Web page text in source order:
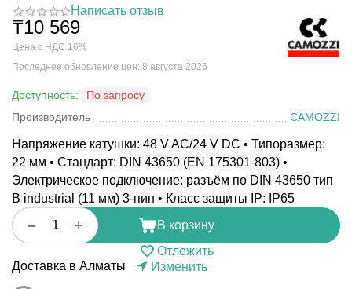
Написать отзыв
₸10 569
Цена с НДС 16%
Последнее обновление цен: 8 августа 2026
Доступность:
По запросу
Производитель
CAMOZZI
Напряжение катушки: 48 V AC/24 V DC • Типоразмер:
22 мм • Стандарт: DIN 43650 (EN 175301-803) •
Электрическое подключение: разъём по DIN 43650 тип
B industrial (11 мм) 3-пин • Класс защиты IP: IP65
+
−
В корзину
Отложить
Доставка в Алматы
Изменить